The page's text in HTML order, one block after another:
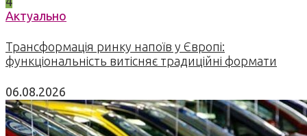
Актуально
Трансформація ринку напоїв у Європі:
функціональність витісняє традиційні формати
06.08.2026